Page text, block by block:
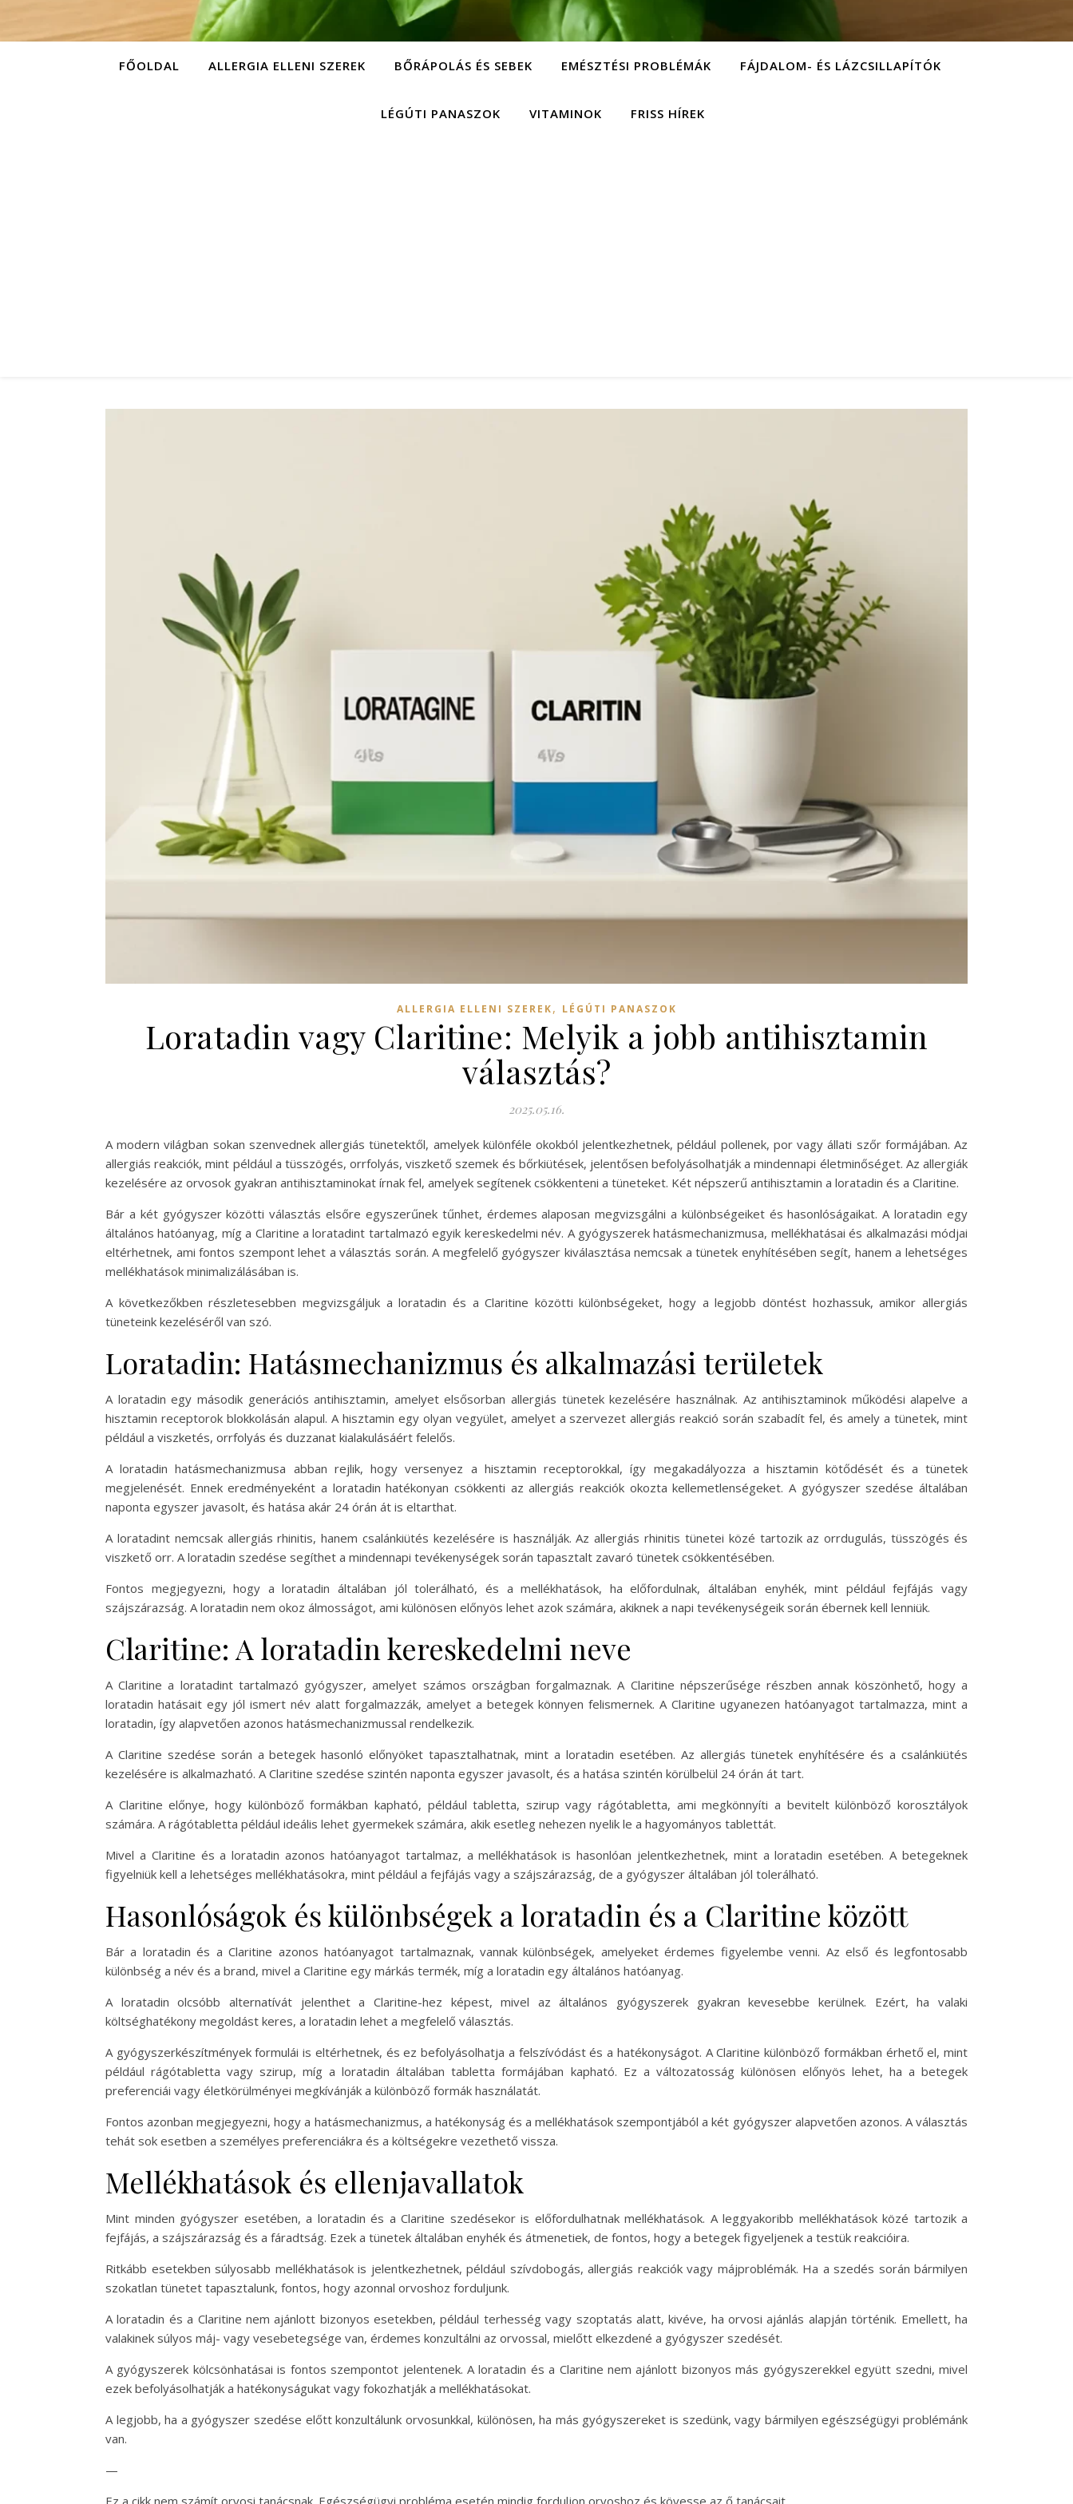
FŐOLDAL ALLERGIA ELLENI SZEREK BŐRÁPOLÁS ÉS SEBEK EMÉSZTÉSI PROBLÉMÁK FÁJDALOM- ÉS LÁZCSILLAPÍTÓK
LÉGÚTI PANASZOK VITAMINOK FRISS HÍREK
ALLERGIA ELLENI SZEREK, LÉGÚTI PANASZOK
Loratadin vagy Claritine: Melyik a jobb antihisztamin
választás?
2025.05.16.
A modern világban sokan szenvednek allergiás tünetektől, amelyek különféle okokból jelentkezhetnek, például pollenek, por vagy állati szőr formájában. Az
allergiás reakciók, mint például a tüsszögés, orrfolyás, viszkető szemek és bőrkiütések, jelentősen befolyásolhatják a mindennapi életminőséget. Az allergiák
kezelésére az orvosok gyakran antihisztaminokat írnak fel, amelyek segítenek csökkenteni a tüneteket. Két népszerű antihisztamin a loratadin és a Claritine.
Bár a két gyógyszer közötti választás elsőre egyszerűnek tűnhet, érdemes alaposan megvizsgálni a különbségeiket és hasonlóságaikat. A loratadin egy
általános hatóanyag, míg a Claritine a loratadint tartalmazó egyik kereskedelmi név. A gyógyszerek hatásmechanizmusa, mellékhatásai és alkalmazási módjai
eltérhetnek, ami fontos szempont lehet a választás során. A megfelelő gyógyszer kiválasztása nemcsak a tünetek enyhítésében segít, hanem a lehetséges
mellékhatások minimalizálásában is.
A következőkben részletesebben megvizsgáljuk a loratadin és a Claritine közötti különbségeket, hogy a legjobb döntést hozhassuk, amikor allergiás
tüneteink kezeléséről van szó.
Loratadin: Hatásmechanizmus és alkalmazási területek
A loratadin egy második generációs antihisztamin, amelyet elsősorban allergiás tünetek kezelésére használnak. Az antihisztaminok működési alapelve a
hisztamin receptorok blokkolásán alapul. A hisztamin egy olyan vegyület, amelyet a szervezet allergiás reakció során szabadít fel, és amely a tünetek, mint
például a viszketés, orrfolyás és duzzanat kialakulásáért felelős.
A loratadin hatásmechanizmusa abban rejlik, hogy versenyez a hisztamin receptorokkal, így megakadályozza a hisztamin kötődését és a tünetek
megjelenését. Ennek eredményeként a loratadin hatékonyan csökkenti az allergiás reakciók okozta kellemetlenségeket. A gyógyszer szedése általában
naponta egyszer javasolt, és hatása akár 24 órán át is eltarthat.
A loratadint nemcsak allergiás rhinitis, hanem csalánkiütés kezelésére is használják. Az allergiás rhinitis tünetei közé tartozik az orrdugulás, tüsszögés és
viszkető orr. A loratadin szedése segíthet a mindennapi tevékenységek során tapasztalt zavaró tünetek csökkentésében.
Fontos megjegyezni, hogy a loratadin általában jól tolerálható, és a mellékhatások, ha előfordulnak, általában enyhék, mint például fejfájás vagy
szájszárazság. A loratadin nem okoz álmosságot, ami különösen előnyös lehet azok számára, akiknek a napi tevékenységeik során ébernek kell lenniük.
Claritine: A loratadin kereskedelmi neve
A Claritine a loratadint tartalmazó gyógyszer, amelyet számos országban forgalmaznak. A Claritine népszerűsége részben annak köszönhető, hogy a
loratadin hatásait egy jól ismert név alatt forgalmazzák, amelyet a betegek könnyen felismernek. A Claritine ugyanezen hatóanyagot tartalmazza, mint a
loratadin, így alapvetően azonos hatásmechanizmussal rendelkezik.
A Claritine szedése során a betegek hasonló előnyöket tapasztalhatnak, mint a loratadin esetében. Az allergiás tünetek enyhítésére és a csalánkiütés
kezelésére is alkalmazható. A Claritine szedése szintén naponta egyszer javasolt, és a hatása szintén körülbelül 24 órán át tart.
A Claritine előnye, hogy különböző formákban kapható, például tabletta, szirup vagy rágótabletta, ami megkönnyíti a bevitelt különböző korosztályok
számára. A rágótabletta például ideális lehet gyermekek számára, akik esetleg nehezen nyelik le a hagyományos tablettát.
Mivel a Claritine és a loratadin azonos hatóanyagot tartalmaz, a mellékhatások is hasonlóan jelentkezhetnek, mint a loratadin esetében. A betegeknek
figyelniük kell a lehetséges mellékhatásokra, mint például a fejfájás vagy a szájszárazság, de a gyógyszer általában jól tolerálható.
Hasonlóságok és különbségek a loratadin és a Claritine között
Bár a loratadin és a Claritine azonos hatóanyagot tartalmaznak, vannak különbségek, amelyeket érdemes figyelembe venni. Az első és legfontosabb
különbség a név és a brand, mivel a Claritine egy márkás termék, míg a loratadin egy általános hatóanyag.
A loratadin olcsóbb alternatívát jelenthet a Claritine-hez képest, mivel az általános gyógyszerek gyakran kevesebbe kerülnek. Ezért, ha valaki
költséghatékony megoldást keres, a loratadin lehet a megfelelő választás.
A gyógyszerkészítmények formulái is eltérhetnek, és ez befolyásolhatja a felszívódást és a hatékonyságot. A Claritine különböző formákban érhető el, mint
például rágótabletta vagy szirup, míg a loratadin általában tabletta formájában kapható. Ez a változatosság különösen előnyös lehet, ha a betegek
preferenciái vagy életkörülményei megkívánják a különböző formák használatát.
Fontos azonban megjegyezni, hogy a hatásmechanizmus, a hatékonyság és a mellékhatások szempontjából a két gyógyszer alapvetően azonos. A választás
tehát sok esetben a személyes preferenciákra és a költségekre vezethető vissza.
Mellékhatások és ellenjavallatok
Mint minden gyógyszer esetében, a loratadin és a Claritine szedésekor is előfordulhatnak mellékhatások. A leggyakoribb mellékhatások közé tartozik a
fejfájás, a szájszárazság és a fáradtság. Ezek a tünetek általában enyhék és átmenetiek, de fontos, hogy a betegek figyeljenek a testük reakcióira.
Ritkább esetekben súlyosabb mellékhatások is jelentkezhetnek, például szívdobogás, allergiás reakciók vagy májproblémák. Ha a szedés során bármilyen
szokatlan tünetet tapasztalunk, fontos, hogy azonnal orvoshoz forduljunk.
A loratadin és a Claritine nem ajánlott bizonyos esetekben, például terhesség vagy szoptatás alatt, kivéve, ha orvosi ajánlás alapján történik. Emellett, ha
valakinek súlyos máj- vagy vesebetegsége van, érdemes konzultálni az orvossal, mielőtt elkezdené a gyógyszer szedését.
A gyógyszerek kölcsönhatásai is fontos szempontot jelentenek. A loratadin és a Claritine nem ajánlott bizonyos más gyógyszerekkel együtt szedni, mivel
ezek befolyásolhatják a hatékonyságukat vagy fokozhatják a mellékhatásokat.
A legjobb, ha a gyógyszer szedése előtt konzultálunk orvosunkkal, különösen, ha más gyógyszereket is szedünk, vagy bármilyen egészségügyi problémánk
van.
—
Ez a cikk nem számít orvosi tanácsnak. Egészségügyi probléma esetén mindig forduljon orvoshoz és kövesse az ő tanácsait.